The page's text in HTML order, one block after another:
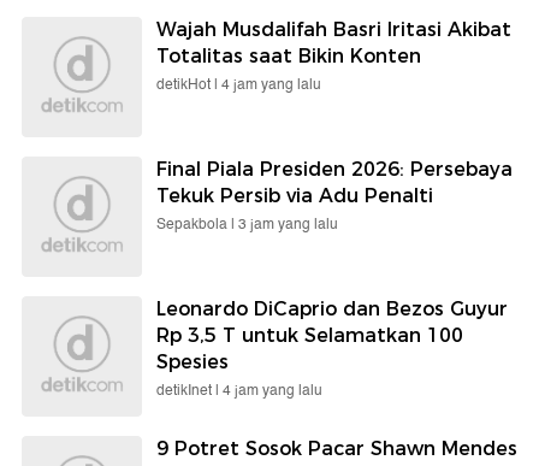
Wajah Musdalifah Basri Iritasi Akibat
Totalitas saat Bikin Konten
detikHot | 4 jam yang lalu
Final Piala Presiden 2026: Persebaya
Tekuk Persib via Adu Penalti
Sepakbola | 3 jam yang lalu
Leonardo DiCaprio dan Bezos Guyur
Rp 3,5 T untuk Selamatkan 100
Spesies
detikInet | 4 jam yang lalu
9 Potret Sosok Pacar Shawn Mendes